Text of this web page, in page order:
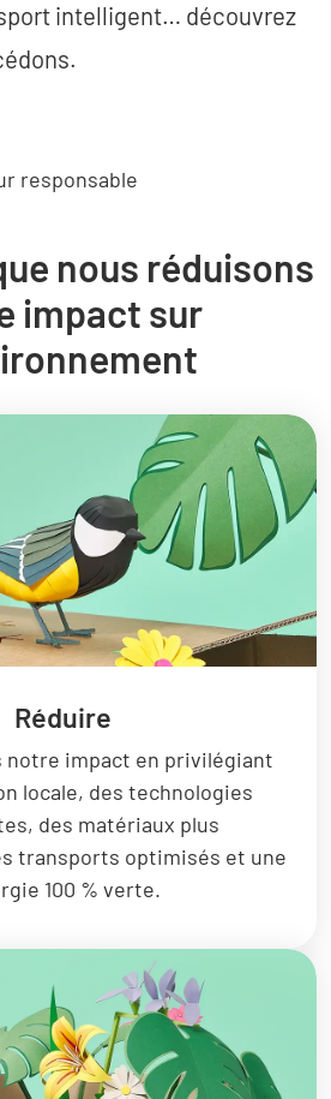
intelligent… découvrez
responsable
nous réduisons
impact sur
Réduire
notre impact en privilégiant
locale, des technologies
des matériaux plus
transports optimisés et une
100 % verte.